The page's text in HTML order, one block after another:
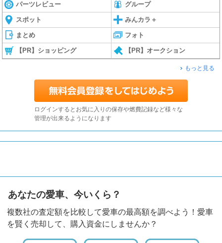
パーツレビュー グループ
スポット みんカラ＋
まとめ フォト
【PR】ショッピング 【PR】オークション
もっと見る
ログインするとお気に入りの保存や燃費記録など様々な
管理が出来るようになります
あなたの愛車、今いくら？
複数社の査定額を比較して愛車の最高額を調べよう！愛車
を賢く売却して、購入資金にしませんか？